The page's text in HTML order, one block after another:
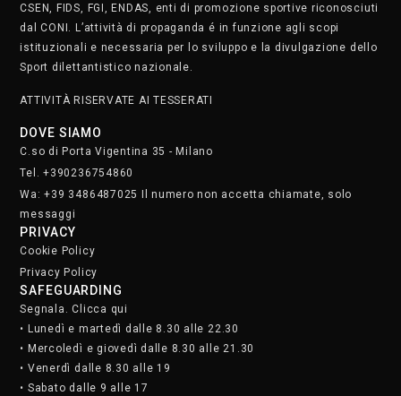
CSEN, FIDS, FGI, ENDAS, enti di promozione sportive riconosciuti
dal CONI. L’attività di propaganda é in funzione agli scopi
istituzionali e necessaria per lo sviluppo e la divulgazione dello
Sport dilettantistico nazionale.
ATTIVITÀ RISERVATE AI TESSERATI
DOVE SIAMO
C.so di Porta Vigentina 35 - Milano
Tel. +390236754860
Wa: +39 3486487025 Il numero non accetta chiamate, solo
messaggi
PRIVACY
Cookie Policy
Privacy Policy
SAFEGUARDING
Segnala. Clicca qui
• Lunedì e martedì dalle 8.30 alle 22.30
• Mercoledì e giovedì dalle 8.30 alle 21.30
• Venerdì dalle 8.30 alle 19
• Sabato dalle 9 alle 17